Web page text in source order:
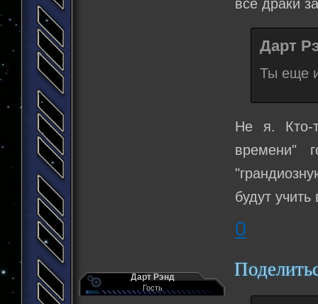
все драки
Дарт
Ты еще
Не я. Кто-
времени"
будут
0
Дарт Рэнд
Гость